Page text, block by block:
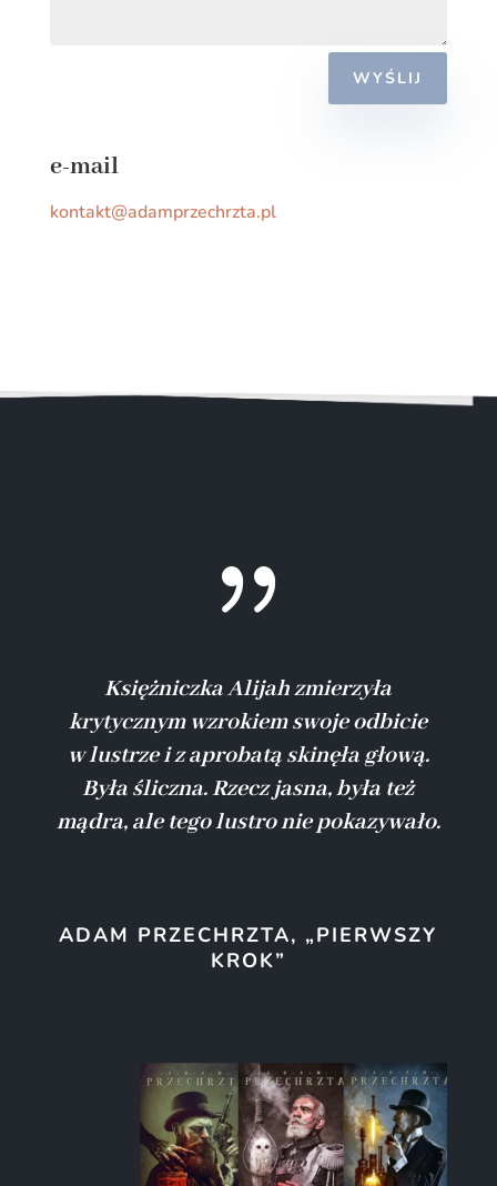
WYŚLIJ
e-mail
kontakt@adamprzechrzta.pl
{
Księżniczka Alijah zmierzyła
krytycznym wzrokiem swoje odbicie
w lustrze i z aprobatą skinęła głową.
Była śliczna. Rzecz jasna, była też
mądra, ale tego lustro nie pokazywało.
ADAM PRZECHRZTA, „PIERWSZY
KROK”